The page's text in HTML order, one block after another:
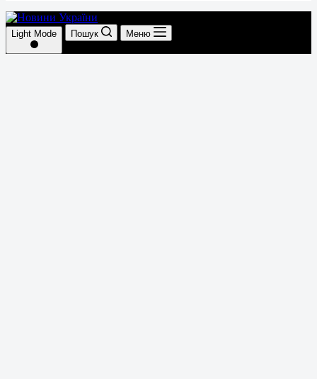
Light Mode Пошук Меню